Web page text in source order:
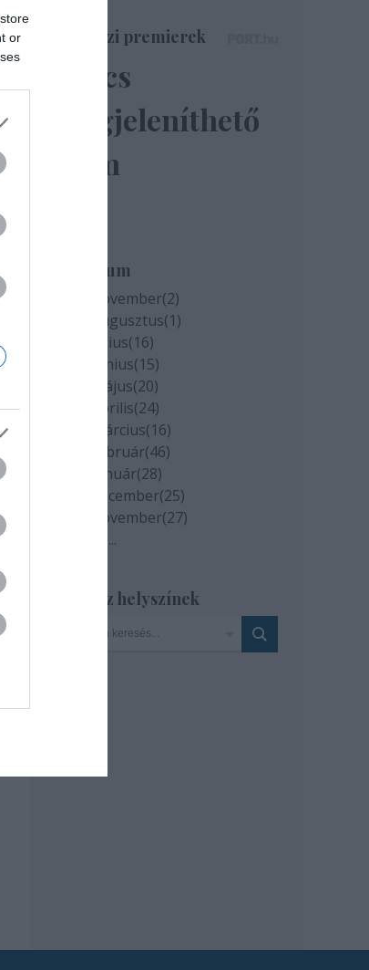
or
Színházi premierek
Nincs
megjeleníthető
elem
Archívum
2020 november(2)
2020 augusztus(1)
2020 július(16)
2020 június(15)
2020 május(20)
2020 április(24)
2020 március(16)
2020 február(46)
2020 január(28)
2019 december(25)
2019 november(27)
...
Szinház helyszínek